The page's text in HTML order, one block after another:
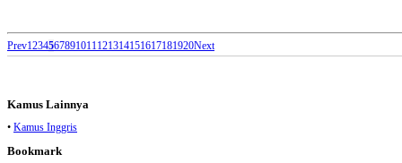
Prev1234567891011 121314151617181920Next
Kamus Lainnya
• Kamus Inggris
Bookmark